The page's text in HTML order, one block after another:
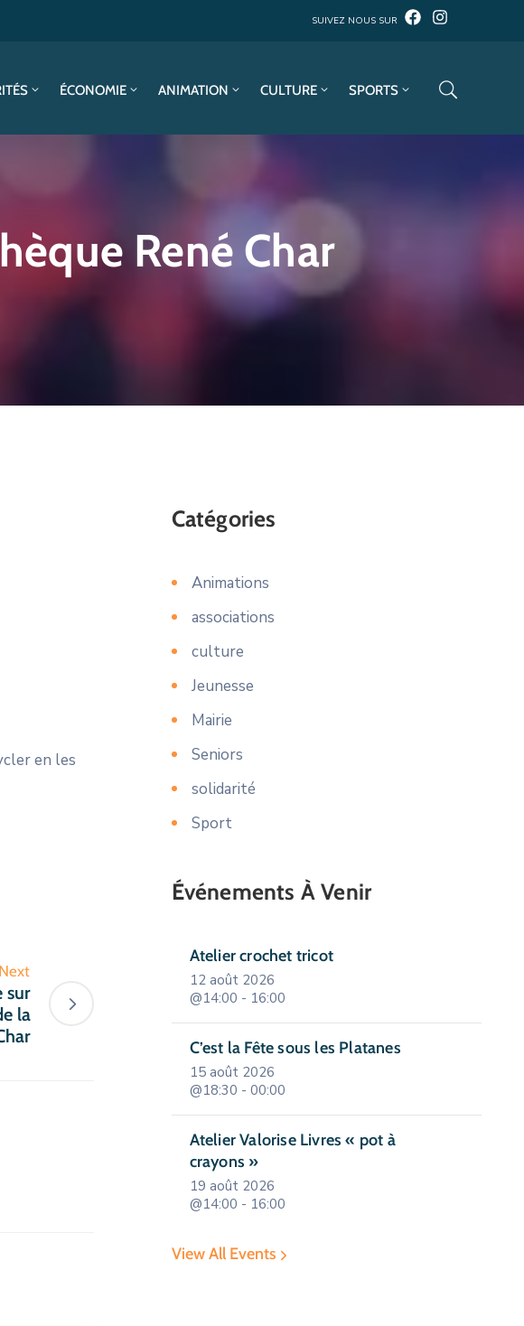
SUIVEZ NOUS SUR
ÉCONOMIE ANIMATION CULTURE SPORTS
René Char
en les
Next
sur
la
Catégories
Animations
associations
culture
Jeunesse
Mairie
Seniors
solidarité
Sport
Événements À Venir
Atelier crochet tricot
12 août 2026
@14:00 - 16:00
C’est la Fête sous les Platanes
15 août 2026
@18:30 - 00:00
Atelier Valorise Livres « pot à
crayons »
19 août 2026
@14:00 - 16:00
View All Events